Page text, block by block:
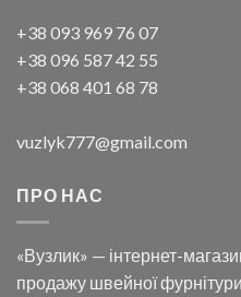
+38 093 969 76 07
+38 096 587 42 55
+38 068 401 68 78
vuzlyk777@gmail.com
ПРО НАС
«Вузлик» — інтернет-
продажу швейної